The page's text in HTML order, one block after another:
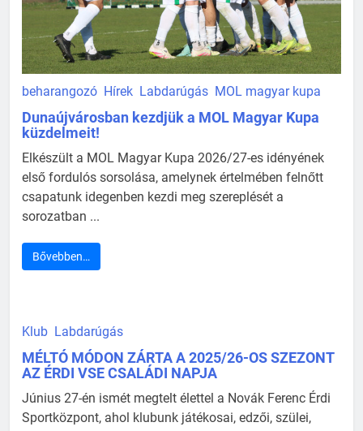
beharangozó Hírek Labdarúgás MOL magyar kupa
Dunaújvárosban kezdjük a MOL Magyar Kupa
küzdelmeit!
Elkészült a MOL Magyar Kupa 2026/27-es idényének
első fordulós sorsolása, amelynek értelmében felnőtt
csapatunk idegenben kezdi meg szereplését a
sorozatban ...
Bővebben…
Klub Labdarúgás
MÉLTÓ MÓDON ZÁRTA A 2025/26-OS SZEZONT
AZ ÉRDI VSE CSALÁDI NAPJA
Június 27-én ismét megtelt élettel a Novák Ferenc Érdi
Sportközpont, ahol klubunk játékosai, edzői, szülei,